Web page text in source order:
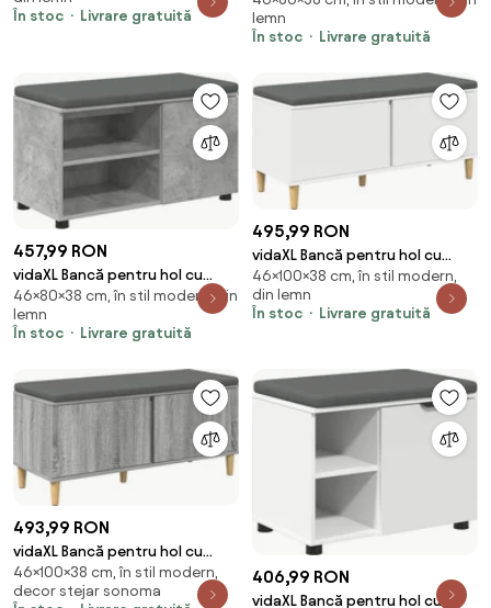
În stoc
Livrare gratuită
x 46 cm
lemn
În stoc
Livrare gratuită
457,99 RON
vidaXL Bancă pentru hol cu
pernă cu raft Gri Beton 80 x 38
x 46 cm
46×80×38 cm, în stil modern, din
lemn
În stoc
Livrare gratuită
495,99 RON
vidaXL Bancă pentru hol cu
pernă cu depozitare Alb 100 x
38 x 46 cm
46×100×38 cm, în stil modern,
din lemn
În stoc
Livrare gratuită
493,99 RON
vidaXL Bancă pentru hol cu
pernă cu ușă Sonoma gri 100 x
38 x 46 cm
46×100×38 cm, în stil modern,
decor stejar sonoma
406,99 RON
vidaXL Bancă pentru hol cu